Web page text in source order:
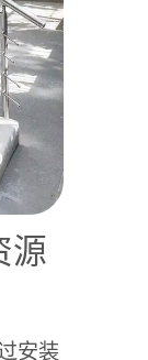
源
安装